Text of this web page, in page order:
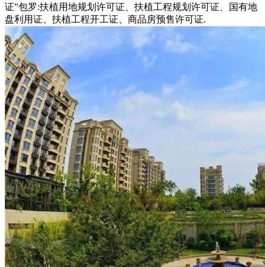
证”包罗:扶植用地规划许可证、扶植工程规划许可证、国有地
盘利用证、扶植工程开工证、商品房预售许可证.